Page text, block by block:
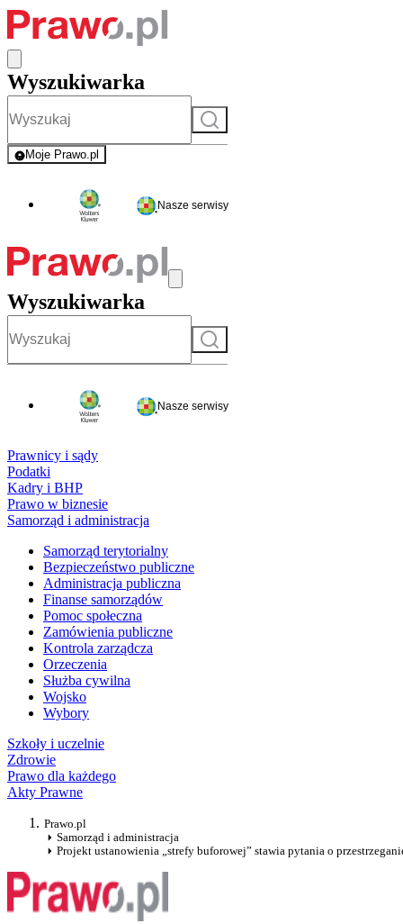
Wyszukiwarka
Szukaj
Moje Prawo.pl
- rejestracja i logowanie do serwisu
Nasze serwisy
Wyszukiwarka
Szukaj
Nasze serwisy
Prawnicy i sądy
Podatki
Kadry i BHP
Prawo w biznesie
Samorząd i administracja
Samorząd terytorialny
Bezpieczeństwo publiczne
Administracja publiczna
Finanse samorządów
Pomoc społeczna
Zamówienia publiczne
Kontrola zarządcza
Orzeczenia
Służba cywilna
Wojsko
Wybory
Szkoły i uczelnie
Zdrowie
Prawo dla każdego
Akty Prawne
Prawo.pl
Samorząd i administracja
Projekt ustanowienia „strefy buforowej” stawia pytania o